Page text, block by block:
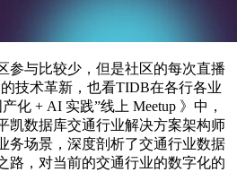
参与比较少，但是社区的每次直播
技术革新，也看TIDB在各行各业
化 + AI 实践”线上 Meetup 》中，
凯数据库交通行业解决方案架构师
务场景，深度剖析了交通行业数据
路，对当前的交通行业的数字化的